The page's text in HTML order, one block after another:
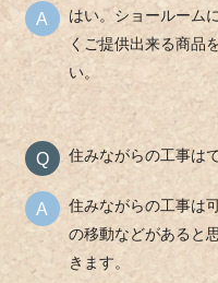
はい。ショールーム
くご提供出来る商品
い。
住みながらの工事は
住みながらの工事は
の移動などがあると
きます。